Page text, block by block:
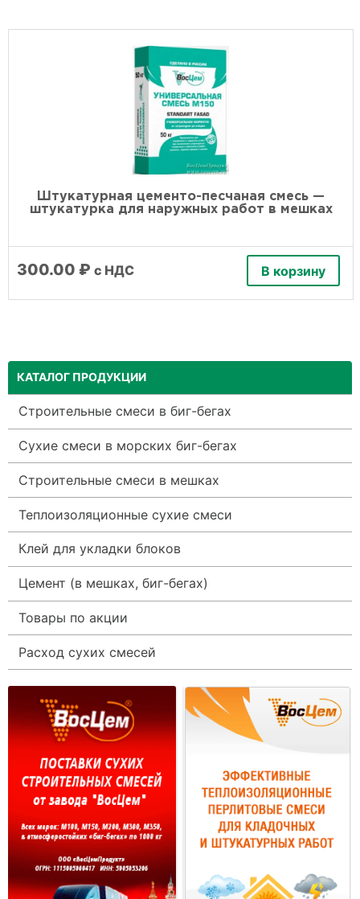
Штукатурная цементо-песчаная смесь —
штукатурка для наружных работ в мешках
300.00 ₽ с НДС В корзину
КАТАЛОГ ПРОДУКЦИИ
Строительные смеси в биг-бегах
Сухие смеси в морских биг-бегах
Строительные смеси в мешках
Теплоизоляционные сухие смеси
Клей для укладки блоков
Цемент (в мешках, биг-бегах)
Товары по акции
Расход сухих смесей